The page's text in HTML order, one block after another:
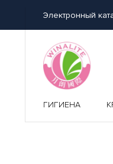
Электронный
ГИГИЕНА